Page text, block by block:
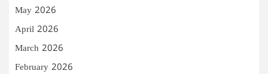
May 2026
April 2026
March 2026
February 2026